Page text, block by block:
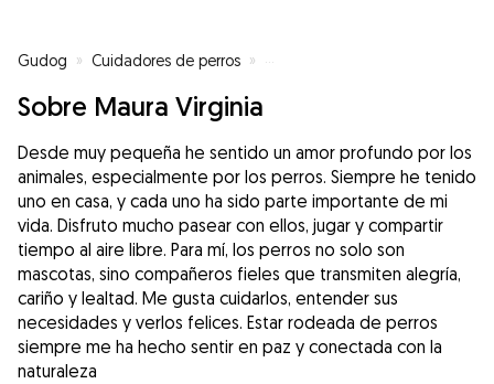
Gudog » Cuidadores de perros » Cuidadores de perros en Madrid
Sobre Maura Virginia
Desde muy pequeña he sentido un amor profundo por los
animales, especialmente por los perros. Siempre he tenido
uno en casa, y cada uno ha sido parte importante de mi
vida. Disfruto mucho pasear con ellos, jugar y compartir
tiempo al aire libre. Para mí, los perros no solo son
mascotas, sino compañeros fieles que transmiten alegría,
cariño y lealtad. Me gusta cuidarlos, entender sus
necesidades y verlos felices. Estar rodeada de perros
siempre me ha hecho sentir en paz y conectada con la
naturaleza